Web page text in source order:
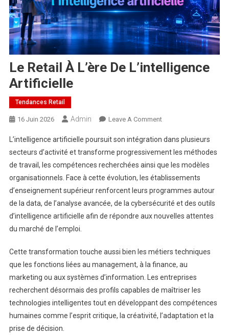
Le Retail À L’ère De L’intelligence
Artificielle
Tendances Retail
16 Juin 2026 Admin Leave A CommentOn
Retail
À
L’ère
De
L’intelligence
Artificielle
L’intelligence artificielle poursuit son intégration dans plusieurs
secteurs d’activité et transforme progressivement les méthodes
de travail, les compétences recherchées ainsi que les modèles
organisationnels. Face à cette évolution, les établissements
d’enseignement supérieur renforcent leurs programmes autour
de la data, de l’analyse avancée, de la cybersécurité et des outils
d’intelligence artificielle afin de répondre aux nouvelles attentes
du marché de l’emploi.
Cette transformation touche aussi bien les métiers techniques
que les fonctions liées au management, à la finance, au
marketing ou aux systèmes d’information. Les entreprises
recherchent désormais des profils capables de maîtriser les
technologies intelligentes tout en développant des compétences
humaines comme l’esprit critique, la créativité, l’adaptation et la
prise de décision.